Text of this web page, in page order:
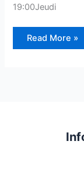
19:00Jeudi
Auto-
Read More »